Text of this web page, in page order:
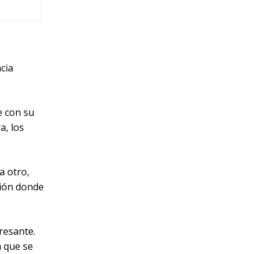
con su
los
otro,
donde
se